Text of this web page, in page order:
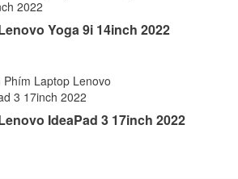
Yoga 9i 14inch 2022
IdeaPad 3 17inch 2022